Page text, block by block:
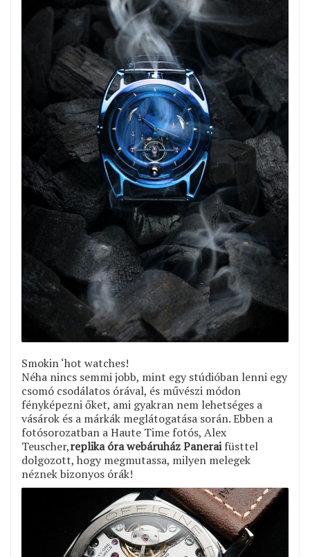
Smokin ‘hot watches!
Néha nincs semmi jobb, mint egy stúdióban lenni egy
csomó csodálatos órával, és művészi módon
fényképezni őket, ami gyakran nem lehetséges a
vásárok és a márkák meglátogatása során. Ebben a
fotósorozatban a Haute Time fotós, Alex
Teuscher,replika óra webáruház Paneraifüsttel
dolgozott, hogy megmutassa, milyen melegek
néznek bizonyos órák!